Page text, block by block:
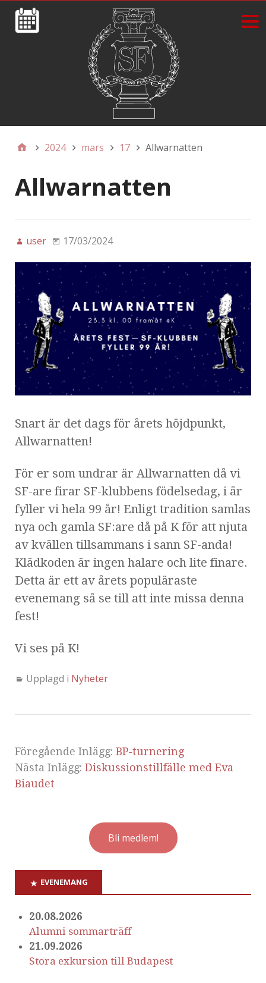
2024 mars 17 Allwarnatten
Allwarnatten
user 17/03/2024
Snart är det dags för årets höjdpunkt,
Allwarnatten!
För er som undrar är Allwarnatten då vi
SF-are firar SF-klubbens födelsedag, i år
fyller vi hela 99 år! Enligt tradition samlas
nya och gamla SF:are då på K för att njuta
av kvällen tillsammans i sann SF-anda!
Klädkoden är ingen halare och lite finare.
Detta är ett av årets populäraste
evenemang så se till att inte missa denna
fest!
Vi ses på K!
Upplagd i Nyheter
Föregående Inlägg: BP-turnering
Nästa Inlägg: Diskussionstillfälle med Eva
Biaudet
Bli medlem!
EVENEMANG
20.08.2026
Alumni sommarträff
21.09.2026
Stora exkursion till Budapest